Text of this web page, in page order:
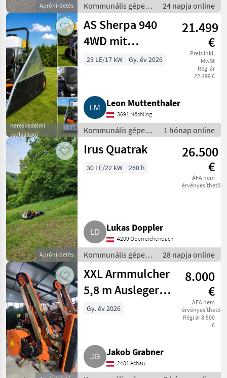
Apróhirdetés
Kommunális gépek
/ Rézsűkasza
24 napja online
Kereskedelmi
szolgáltató
AS Sherpa 940
4WD mit
Reihenspritzanlage
21.499
€
Preis inkl.
MwSt
Régi ár
22.499 €
23 LE/17 kW Gy. év 2026
Leon Muttenthaler
3691 Nöchling
Kommunális gépek /
Rézsűkasza
1 hónap online
Apróhirdetés
Irus Quatrak
26.500
€
ÁFA nem
érvényesíthető
30 LE/22 kW 260 h
Lukas Doppler
4209 Oberreichenbach
Kommunális gépek
/ Rézsűkasza
28 napja online
XXL Armmulcher
5,8 m Ausleger,
1,25 m
8.000
€
ÁFA nem
érvényesíthető
Régi ár 8.500
€
Gy. év 2026
Jakob Grabner
2481 Achau